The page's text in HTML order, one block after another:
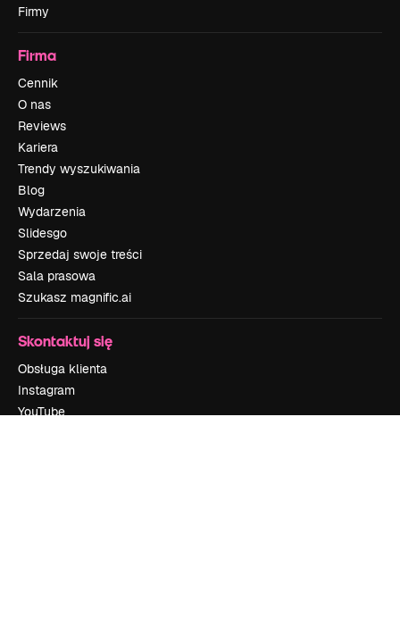
Firmy
Firma
Cennik
O nas
Reviews
Kariera
Trendy wyszukiwania
Blog
Wydarzenia
Slidesgo
Sprzedaj swoje treści
Sala prasowa
Szukasz magnific.ai
Skontaktuj się
Obsługa klienta
Instagram
YouTube